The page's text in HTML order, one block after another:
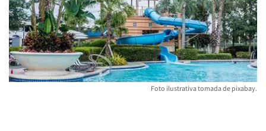
Foto ilustrativa tomada de pixabay.